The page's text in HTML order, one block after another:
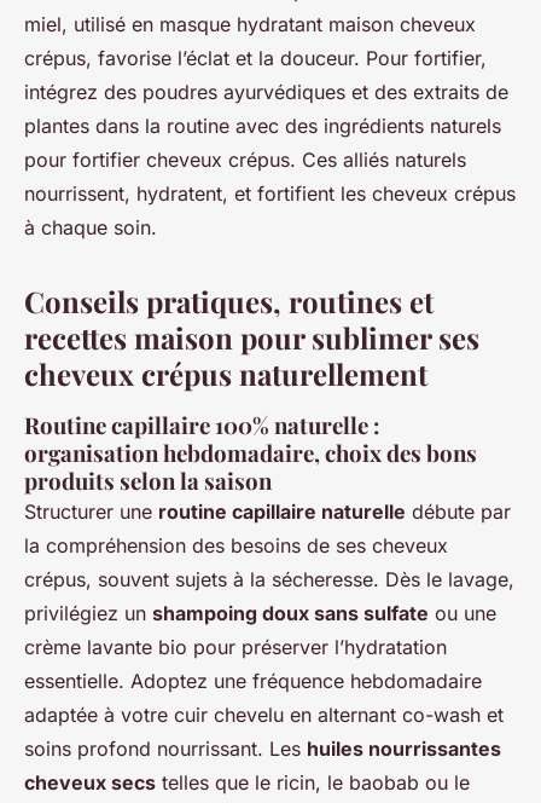
miel, utilisé en masque hydratant maison cheveux
crépus, favorise l’éclat et la douceur. Pour fortifier,
intégrez des poudres ayurvédiques et des extraits de
plantes dans la routine avec des ingrédients naturels
pour fortifier cheveux crépus. Ces alliés naturels
nourrissent, hydratent, et fortifient les cheveux crépus
à chaque soin.
Conseils pratiques, routines et
recettes maison pour sublimer ses
cheveux crépus naturellement
Routine capillaire 100% naturelle :
organisation hebdomadaire, choix des bons
produits selon la saison
Structurer une routine capillaire naturelle débute par
la compréhension des besoins de ses cheveux
crépus, souvent sujets à la sécheresse. Dès le lavage,
privilégiez un shampoing doux sans sulfate ou une
crème lavante bio pour préserver l’hydratation
essentielle. Adoptez une fréquence hebdomadaire
adaptée à votre cuir chevelu en alternant co-wash et
soins profond nourrissant. Les huiles nourrissantes
cheveux secs telles que le ricin, le baobab ou le